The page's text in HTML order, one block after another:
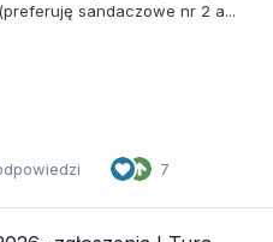
sandaczowe nr 2 a...
7